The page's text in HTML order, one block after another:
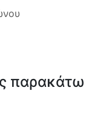
παρακάτω